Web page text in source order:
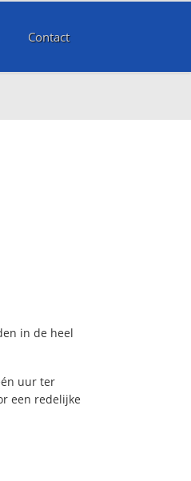
Contact
in de heel
uur ter
een redelijke